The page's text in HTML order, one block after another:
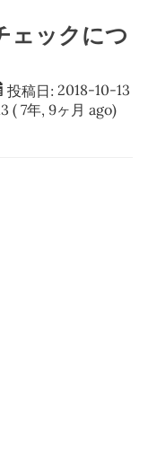
ェックにつ
投稿日: 2018-10-13
( 7年, 9ヶ月 ago)